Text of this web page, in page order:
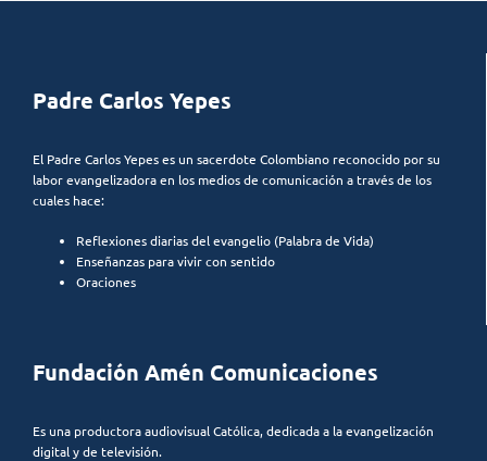
Padre Carlos Yepes
El Padre Carlos Yepes es un sacerdote Colombiano reconocido por su
labor evangelizadora en los medios de comunicación a través de los
cuales hace:
Reflexiones diarias del evangelio (Palabra de Vida)
Enseñanzas para vivir con sentido
Oraciones
Fundación Amén Comunicaciones
Es una productora audiovisual Católica, dedicada a la evangelización
digital y de televisión.